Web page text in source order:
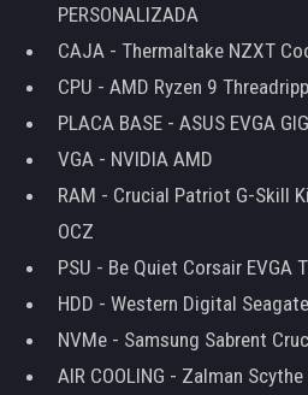
PERSONALIZADA
CAJA - Thermaltake NZXT
CPU - AMD Ryzen 9
PLACA BASE - ASUS EVGA
VGA - NVIDIA AMD
RAM - Crucial Patriot G-Skill
OCZ
PSU - Be Quiet Corsair EVGA
HDD - Western Digital Seagate
NVMe - Samsung Sabrent
AIR COOLING - Zalman